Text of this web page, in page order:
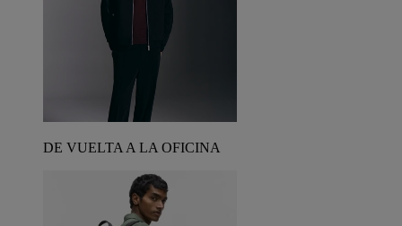
DE VUELTA A LA OFICINA